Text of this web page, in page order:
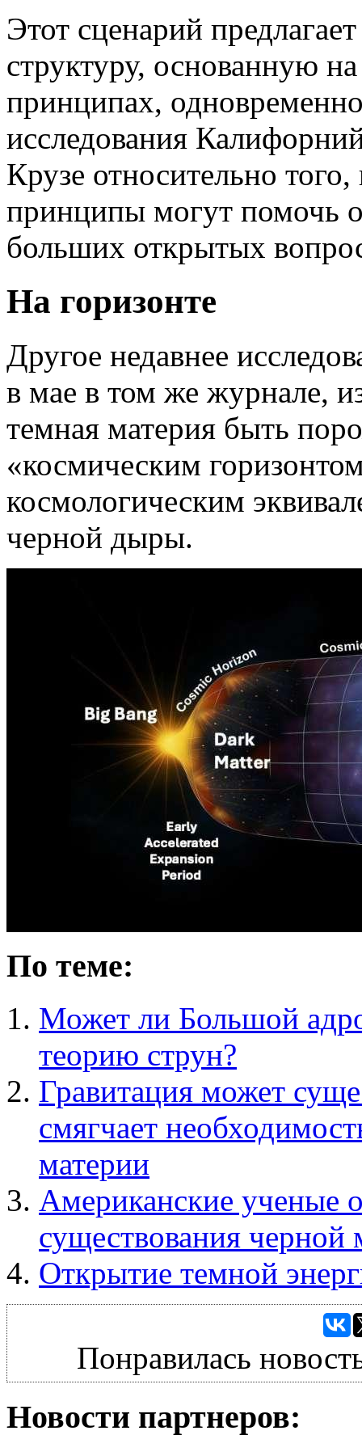
Этот сценарий
структуру, основанную
принципах,
исследования
Крузе относительно
принципы могут помочь
больших открытых
На горизонте
Другое недавнее
в мае в том же журнале,
темная материя быть
«космическим
космологическим
черной дыры.
По теме:
Может ли Большой
теорию струн?
Гравитация может
смягчает
материи
Американские ученые
существования черной
Открытие темной
Понравилась
Новости партнеров: